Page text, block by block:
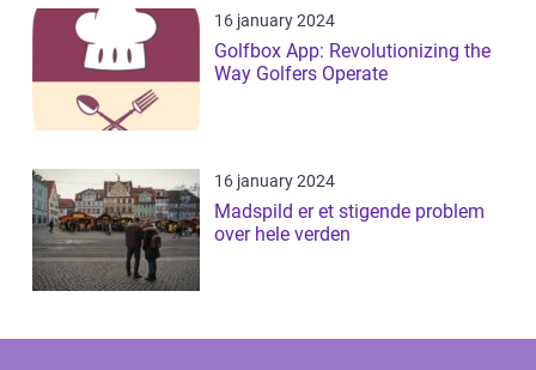
16 january 2024
Golfbox App: Revolutionizing the
Way Golfers Operate
16 january 2024
Madspild er et stigende problem
over hele verden